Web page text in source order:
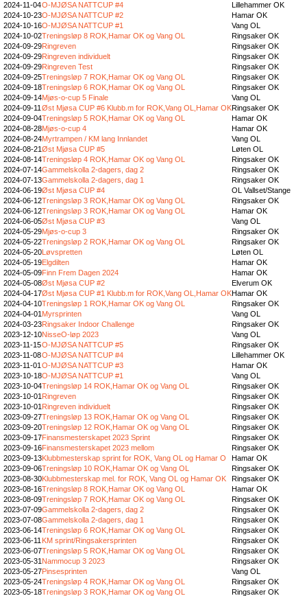
2024-11-04O-MJØSA NATTCUP #4
Lillehammer OK
2024-10-23O-MJØSA NATTCUP #2
Hamar OK
2024-10-16O-MJØSA NATTCUP #1
Vang OL
2024-10-02Treningsløp 8 ROK,Hamar OK og Vang OL
Ringsaker OK
2024-09-29Ringreven
Ringsaker OK
2024-09-29Ringreven individuelt
Ringsaker OK
2024-09-29Ringreven Test
Ringsaker OK
2024-09-25Treningsløp 7 ROK,Hamar OK og Vang OL
Ringsaker OK
2024-09-18Treningsløp 6 ROK,Hamar OK og Vang OL
Ringsaker OK
2024-09-14Mjøs-o-cup 5 Finale
Vang OL
2024-09-11 Øst Mjøsa CUP #6 Klubb.m for ROK,Vang OL,Hamar OKRingsaker OK
2024-09-04Treningsløp 5 ROK,Hamar OK og Vang OL
Hamar OK
2024-08-28Mjøs-o-cup 4
Hamar OK
2024-08-24Myrtrampen / KM lang Innlandet
Vang OL
2024-08-21Øst Mjøsa CUP #5
Løten OL
2024-08-14Treningsløp 4 ROK,Hamar OK og Vang OL
Ringsaker OK
2024-07-14Gammelskolla 2-dagers, dag 2
Ringsaker OK
2024-07-13Gammelskolla 2-dagers, dag 1
Ringsaker OK
2024-06-19Øst Mjøsa CUP #4
OL Vallset/Stange
2024-06-12Treningsløp 3 ROK,Hamar OK og Vang OL
Ringsaker OK
2024-06-12Treningsløp 3 ROK,Hamar OK og Vang OL
Hamar OK
2024-06-05Øst Mjøsa CUP #3
Vang OL
2024-05-29Mjøs-o-cup 3
Ringsaker OK
2024-05-22Treningsløp 2 ROK,Hamar OK og Vang OL
Ringsaker OK
2024-05-20Løvspretten
Løten OL
2024-05-19Elgdilten
Hamar OK
2024-05-09Finn Frem Dagen 2024
Hamar OK
2024-05-08Øst Mjøsa CUP #2
Elverum OK
2024-04-17Øst Mjøsa CUP #1 Klubb.m for ROK,Vang OL,Hamar OKHamar OK
2024-04-10Treningsløp 1 ROK,Hamar OK og Vang OL
Ringsaker OK
2024-04-01 Myrsprinten
Vang OL
2024-03-23Ringsaker Indoor Challenge
Ringsaker OK
2023-12-10NisseO-løp 2023
Vang OL
2023-11-15O-MJØSA NATTCUP #5
Ringsaker OK
2023-11-08O-MJØSA NATTCUP #4
Lillehammer OK
2023-11-01 O-MJØSA NATTCUP #3
Hamar OK
2023-10-18O-MJØSA NATTCUP #1
Vang OL
2023-10-04Treningsløp 14 ROK,Hamar OK og Vang OL
Ringsaker OK
2023-10-01 Ringreven
Ringsaker OK
2023-10-01 Ringreven individuelt
Ringsaker OK
2023-09-27Treningsløp 13 ROK,Hamar OK og Vang OL
Ringsaker OK
2023-09-20Treningsløp 12 ROK,Hamar OK og Vang OL
Ringsaker OK
2023-09-17Finansmesterskapet 2023 Sprint
Ringsaker OK
2023-09-16Finansmesterskapet 2023 mellom
Ringsaker OK
2023-09-13Klubbmesterskap sprint for ROK, Vang OL og Hamar O
Hamar OK
2023-09-06Treningsløp 10 ROK,Hamar OK og Vang OL
Ringsaker OK
2023-08-30Klubbmesterskap mel. for ROK, Vang OL og Hamar OK
Ringsaker OK
2023-08-16Treningsløp 8 ROK,Hamar OK og Vang OL
Hamar OK
2023-08-09Treningsløp 7 ROK,Hamar OK og Vang OL
Ringsaker OK
2023-07-09Gammelskolla 2-dagers, dag 2
Ringsaker OK
2023-07-08Gammelskolla 2-dagers, dag 1
Ringsaker OK
2023-06-14Treningsløp 6 ROK,Hamar OK og Vang OL
Ringsaker OK
2023-06-11 KM sprint/Ringsakersprinten
Ringsaker OK
2023-06-07Treningsløp 5 ROK,Hamar OK og Vang OL
Ringsaker OK
2023-05-31 Nammocup 3 2023
Ringsaker OK
2023-05-27Pinsesprinten
Vang OL
2023-05-24Treningsløp 4 ROK,Hamar OK og Vang OL
Ringsaker OK
2023-05-18Treningsløp 3 ROK,Hamar OK og Vang OL Ringsaker OK